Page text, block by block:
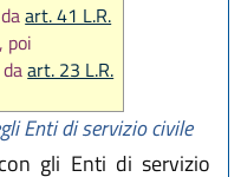
art. 41 L.R.
, poi
daart. 23 L.R.
Enti di servizio civile
gli Enti di servizio